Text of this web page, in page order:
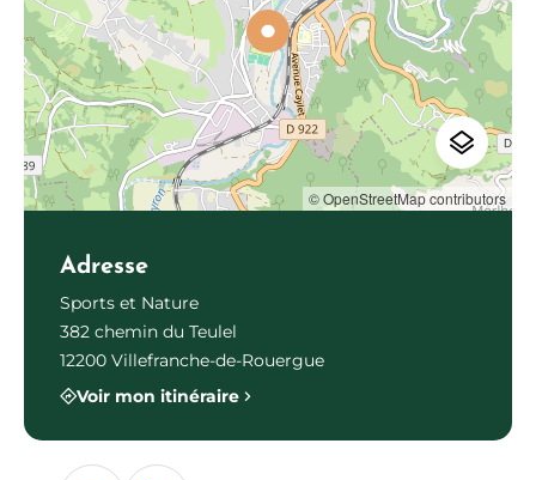
© OpenStreetMap contributors
Adresse
Sports et Nature
382 chemin du Teulel
12200 Villefranche-de-Rouergue
Voir mon itinéraire